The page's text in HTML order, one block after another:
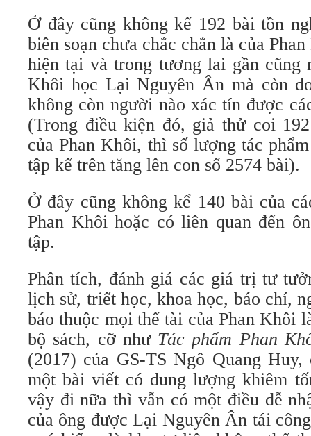
Ở đây cũng không kể 192 bài tồn
biên soạn chưa chắc chắn là của
hiện tại và trong tương lai gần cũng
Khôi học Lại Nguyên Ân mà còn
không còn người nào xác tín được
(Trong điều kiện đó, giả thử coi
của Phan Khôi, thì số lượng tác
tập kể trên tăng lên con số 2574 bài).
Ở đây cũng không kể 140 bài của
Phan Khôi hoặc có liên quan đến
tập.
Phân tích, đánh giá các giá trị tư
lịch sử, triết học, khoa học, báo chí,
báo thuộc mọi thể tài của Phan Khôi
bộ sách, cỡ như Tác phẩm Phan
(2017) của GS-TS Ngô Quang
một bài viết có dung lượng khiêm
vậy đi nữa thì vẫn có một điều dễ
của ông được Lại Nguyên Ân tái